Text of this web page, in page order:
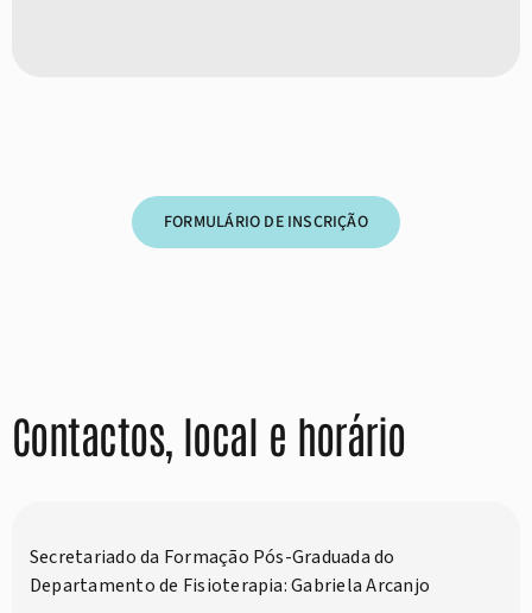
FORMULÁRIO DE INSCRIÇÃO
Contactos, local e horário
Secretariado da Formação Pós-Graduada do
Departamento de Fisioterapia: Gabriela Arcanjo